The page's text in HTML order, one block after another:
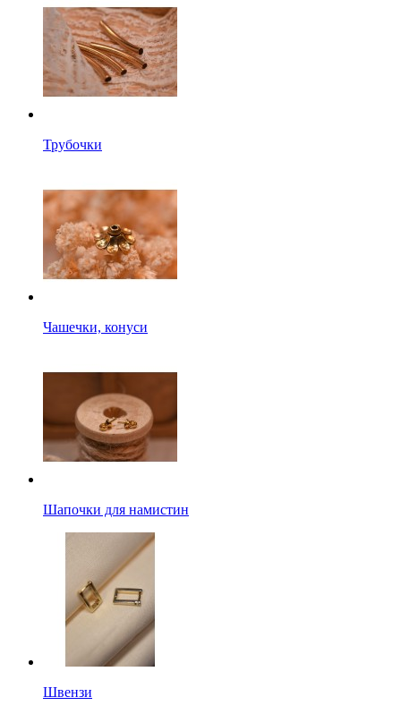
Трубочки
Чашечки, конуси
Шапочки для намистин
Швензи